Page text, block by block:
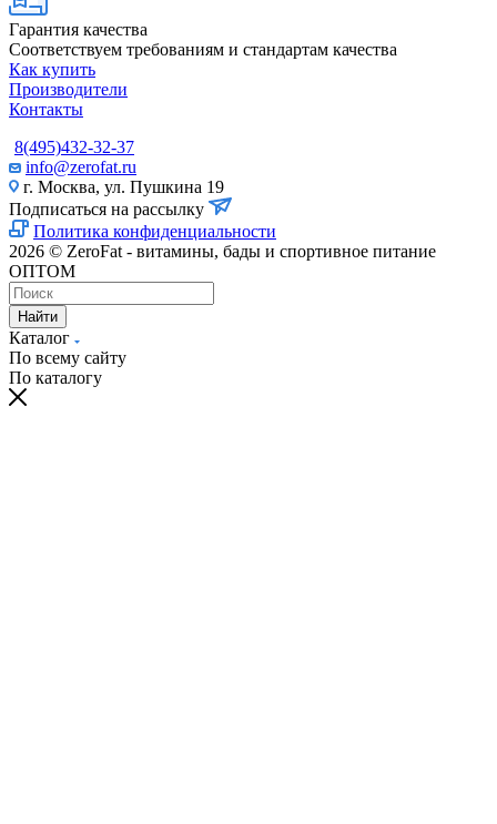
Гарантия качества
Соответствуем требованиям и стандартам качества
Как купить
Производители
Контакты
8(495)432-32-37
info@zerofat.ru
г. Москва, ул. Пушкина 19
Подписаться на рассылку
Политика конфиденциальности
2026 © ZeroFat - витамины, бады и спортивное питание
ОПТОМ
Найти
Каталог
По всему сайту
По каталогу